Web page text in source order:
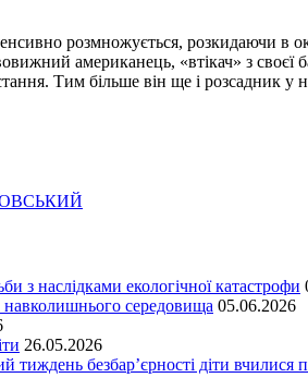
розмножується, розкидаючи в
американець, «втікач» з
Тим більше він ще і розсадник у
з наслідками екологічної катастрофи
навколишнього середовища 05.06.2026
26.05.2026
безбар’єрності діти вчилися